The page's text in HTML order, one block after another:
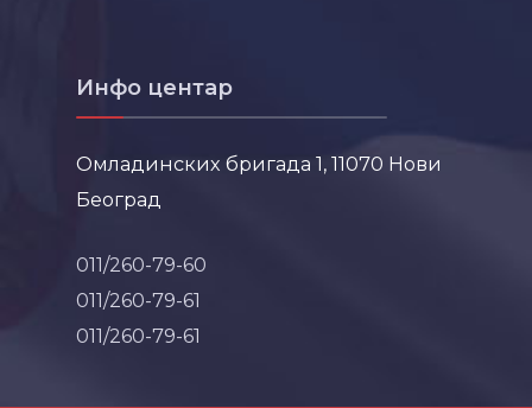
Инфо центар
Омладинских бригада 1, 11070 Нови
Београд
011/260-79-60
011/260-79-61
011/260-79-61